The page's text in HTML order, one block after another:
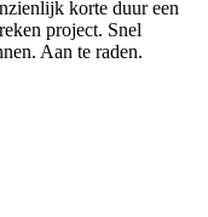
korte duur een
project. Snel
Aan te raden.